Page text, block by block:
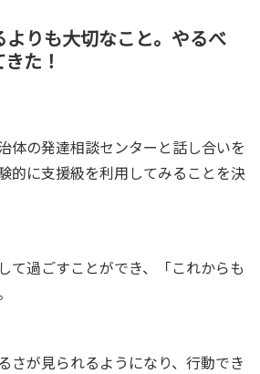
りも大切なこと。やるべ
た！
体の発達相談センターと話し合いを
的に支援級を利用してみることを決
て過ごすことができ、「これからも
さが見られるようになり、行動でき